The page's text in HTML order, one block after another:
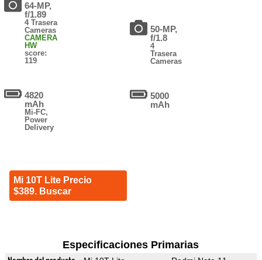
64-MP,
f/1.89
4 Trasera
Cameras
CAMERA
HW
score:
119
4820
mAh
Mi-FC,
Power
Delivery
Mi 10T Lite Precio
$389. Buscar
50-MP,
f/1.8
4
Trasera
Cameras
5000
mAh
Especificaciones Primarias